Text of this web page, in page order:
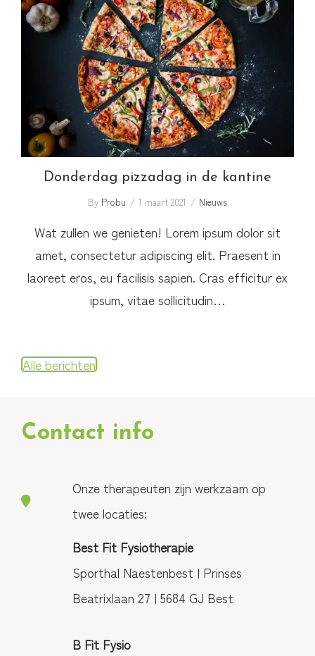
Donderdag pizzadag in de kantine
Donderdag pizzadag in de kantine
By Probu 1 maart 2021 Nieuws
Wat zullen we genieten! Lorem ipsum dolor sit
amet, consectetur adipiscing elit. Praesent in
laoreet eros, eu facilisis sapien. Cras efficitur ex
ipsum, vitae sollicitudin…
Alle berichten
Contact info
Onze therapeuten zijn werkzaam op
twee locaties:
Best Fit Fysiotherapie
Sporthal Naestenbest | Prinses
Beatrixlaan 27 | 5684 GJ Best
B Fit Fysio